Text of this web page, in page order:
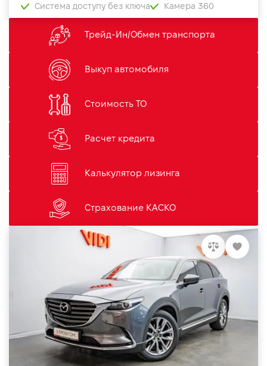
Система доступу без ключа
Камера 360
Трейд-Ин/Обмен транспорта
Выкуп автомобиля
Стоимость ТО
Расчет кредита
Калькулятор лизинга
Страхование КАСКО